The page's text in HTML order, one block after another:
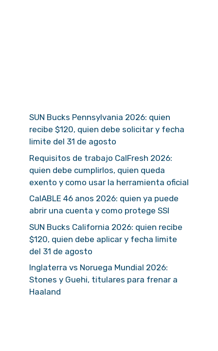
SUN Bucks Pennsylvania 2026: quien
recibe $120, quien debe solicitar y fecha
limite del 31 de agosto
Requisitos de trabajo CalFresh 2026:
quien debe cumplirlos, quien queda
exento y como usar la herramienta oficial
CalABLE 46 anos 2026: quien ya puede
abrir una cuenta y como protege SSI
SUN Bucks California 2026: quien recibe
$120, quien debe aplicar y fecha limite
del 31 de agosto
Inglaterra vs Noruega Mundial 2026:
Stones y Guehi, titulares para frenar a
Haaland